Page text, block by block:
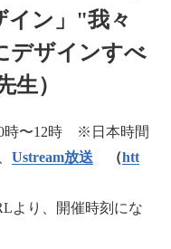
イン」"我々
デザインすべ
生）
時〜12時 ※日本時間
Ustream放送 （htt
り、開催時刻にな